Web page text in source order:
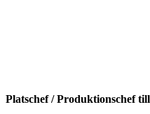
Platschef / Produktionschef